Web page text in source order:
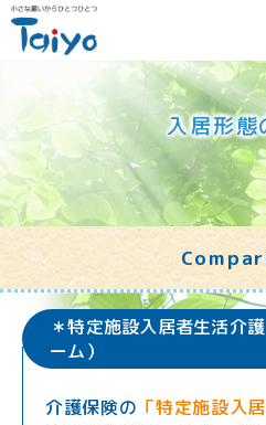
入居形態
＊特定施設入居者生活介
ーム）
介護保険の 「特定施設入